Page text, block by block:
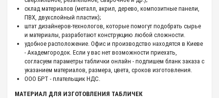
склад материалов (металл, акрил, дерево, композитные панели,
ПВХ, двухслойный пластик);
штат дизайнеров-технологов, которые помогут подобрать сырье
и материалы, разработают конструкцию любой сложности.
удобное расположение. Офис и производство находятся в Киеве
- Академгородок. Если у вас нет возможности приехать,
согласуем параметры таблички онлайн - подпишем бланк заказа с
указанием материалов, размера, цвета, сроков изготовления.
ООО БРТ - плательщик НДС.
МАТЕРИАЛ ДЛЯ ИЗГОТОВЛЕНИЯ ТАБЛИЧЕК